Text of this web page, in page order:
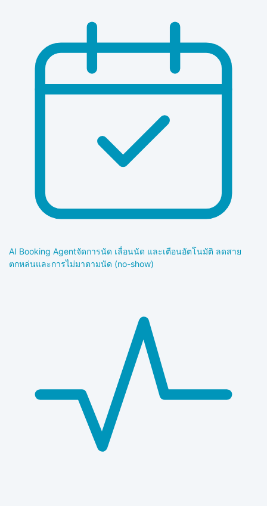
AI Booking Agentจัดการนัด เลื่อนนัด และเตือนอัตโนมัติ ลดสาย
ตกหล่นและการไม่มาตามนัด (no-show)